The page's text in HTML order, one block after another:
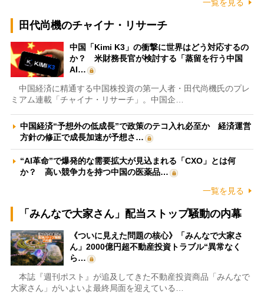
一覧を見る
田代尚機のチャイナ・リサーチ
中国「Kimi K3」の衝撃に世界はどう対応するの
か？ 米財務長官が検討する「蒸留を行う中国
AI…
中国経済に精通する中国株投資の第一人者・田代尚機氏のプレ
ミアム連載「チャイナ・リサーチ」。中国企…
中国経済“予想外の低成長”で政策のテコ入れ必至か 経済運営
方針の修正で成長加速が予想さ…
“AI革命”で爆発的な需要拡大が見込まれる「CXO」とは何
か？ 高い競争力を持つ中国の医薬品…
一覧を見る
「みんなで大家さん」配当ストップ騒動の内幕
《ついに見えた問題の核心》「みんなで大家さ
ん」2000億円超不動産投資トラブル“異常なく
ら…
本誌『週刊ポスト』が追及してきた不動産投資商品「みんなで
大家さん」がいよいよ最終局面を迎えている…